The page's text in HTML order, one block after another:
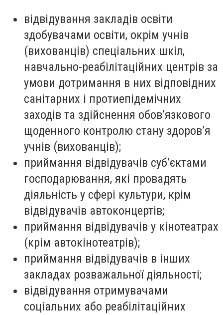
відвідування закладів освіти
здобувачами освіти, окрім учнів
(вихованців) спеціальних шкіл,
навчально-реабілітаційних центрів за
умови дотримання в них відповідних
санітарних і протиепідемічних
заходів та здійснення обов’язкового
щоденного контролю стану здоров’я
учнів (вихованців);
приймання відвідувачів суб’єктами
господарювання, які провадять
діяльність у сфері культури, крім
відвідувачів автоконцертів;
приймання відвідувачів у кінотеатрах
(крім автокінотеатрів);
приймання відвідувачів в інших
закладах розважальної діяльності;
відвідування отримувачами
соціальних або реабілітаційних